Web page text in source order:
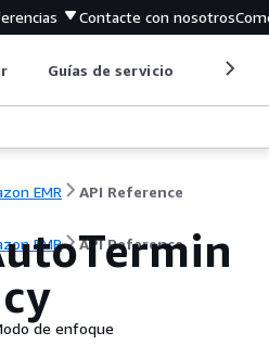
Contacte con nosotros
Guías de servicio
EMR API Reference
EMR API Reference
de enfoque